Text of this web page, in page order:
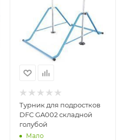
Турник для подростков
DFC GA002 складной
голубой
Мало